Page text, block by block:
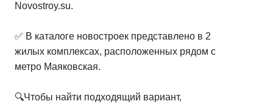
Novostroy.su.
✅ В каталоге новостроек представлено в 2
жилых комплексах, расположенных рядом с
метро Маяковская.
🔍Чтобы найти подходящий вариант,